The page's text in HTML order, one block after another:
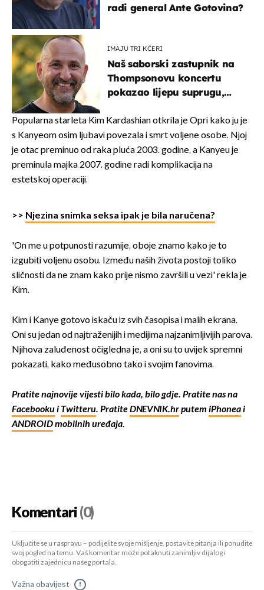
radi general Ante Gotovina?
IMAJU TRI KĆERI
Naš saborski zastupnik na
Thompsonovu koncertu
pokazao lijepu suprugu,
javnost
Popularna starleta Kim Kardashian otkrila je Opri kako ju je
s Kanyeom osim ljubavi povezala i smrt voljene osobe. Njoj
je otac preminuo od raka pluća 2003. godine, a Kanyeu je
preminula majka 2007. godine radi komplikacija na
estetskoj operaciji.
>> Njezina snimka seksa ipak je bila naručena?
'On me u potpunosti razumije, oboje znamo kako je to
izgubiti voljenu osobu. Između naših života postoji toliko
sličnosti da ne znam kako prije nismo završili u vezi' rekla je
Kim.
Kim i Kanye gotovo iskaču iz svih časopisa i malih ekrana.
Oni su jedan od najtraženijih i medijima najzanimljivijih parova.
Njihova zaluđenost očigledna je, a oni su to uvijek spremni
pokazati, kako međusobno tako i svojim fanovima.
Pratite najnovije vijesti bilo kada, bilo gdje. Pratite nas na
Facebookui Twitteru. PratiteDNEVNIK.hrputem iPhoneai
ANDROIDmobilnih uređaja.
Komentari(0)
Uključite se u raspravu – podijelite svoje mišljenje, postavite pitanja ili ponudite
svoj pogled na temu. Vaš komentar može potaknuti zanimljiv dijalog i
obogatiti zajednicu našeg portala.
Važna obavijest !